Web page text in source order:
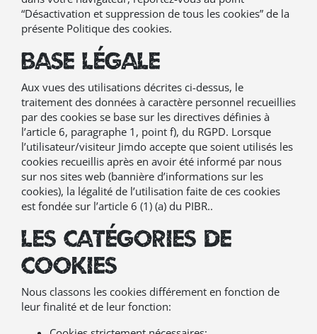
“Désactivation et suppression de tous les cookies” de la
présente Politique des cookies.
Base légale
Aux vues des utilisations décrites ci-dessus, le
traitement des données à caractère personnel recueillies
par des cookies se base sur les directives définies à
l’article 6, paragraphe 1, point f), du RGPD. Lorsque
l’utilisateur/visiteur Jimdo accepte que soient utilisés les
cookies recueillis après en avoir été informé par nous
sur nos sites web (bannière d’informations sur les
cookies), la légalité de l’utilisation faite de ces cookies
est fondée sur l’article 6 (1) (a) du PIBR..
Les catégories de
cookies
Nous classons les cookies différement en fonction de
leur finalité et de leur fonction: